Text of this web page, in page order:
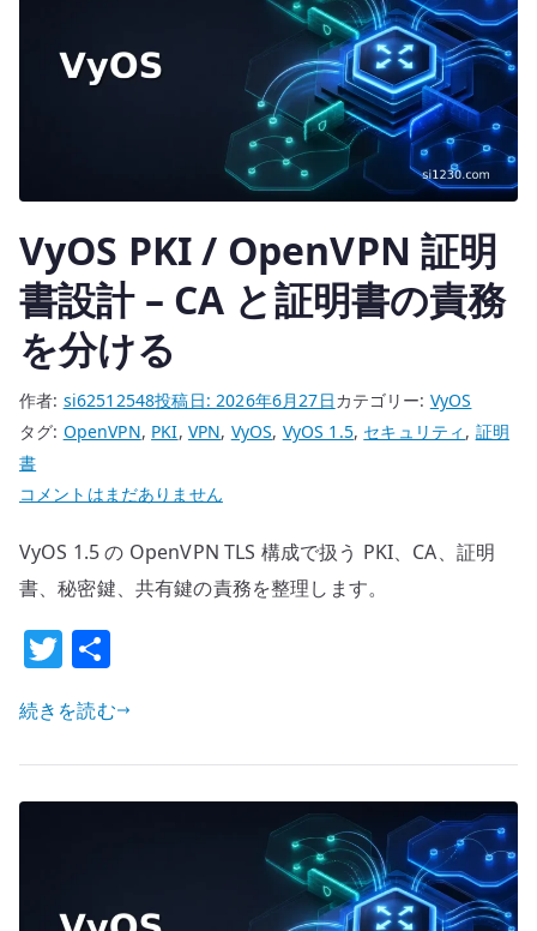
VyOS PKI / OpenVPN 証明
書設計 – CA と証明書の責務
を分ける
作者: si62512548投稿日:2026年6月27日カテゴリー: VyOS
タグ: OpenVPN, PKI, VPN, VyOS, VyOS 1.5, セキュリティ , 証明
書
VyOS
/
OpenVPN
明
設
–
CA
コメントはまだありません
VyOS 1.5 の OpenVPN TLS 構成で扱う PKI、CA、証明
書、秘密鍵、共有鍵の責務を整理します。
T
w
it
te
r
続きを読む